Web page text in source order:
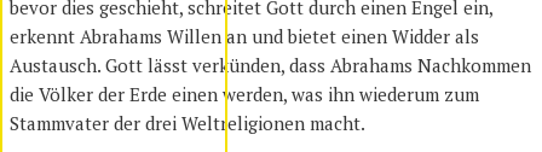
bevor dies geschieht, schreitet Gott durch einen Engel ein,
erkennt Abrahams Willen an und bietet einen Widder als
Austausch. Gott lässt verkünden, dass Abrahams Nachkommen
die Völker der Erde einen werden, was ihn wiederum zum
Stammvater der drei Weltreligionen macht.